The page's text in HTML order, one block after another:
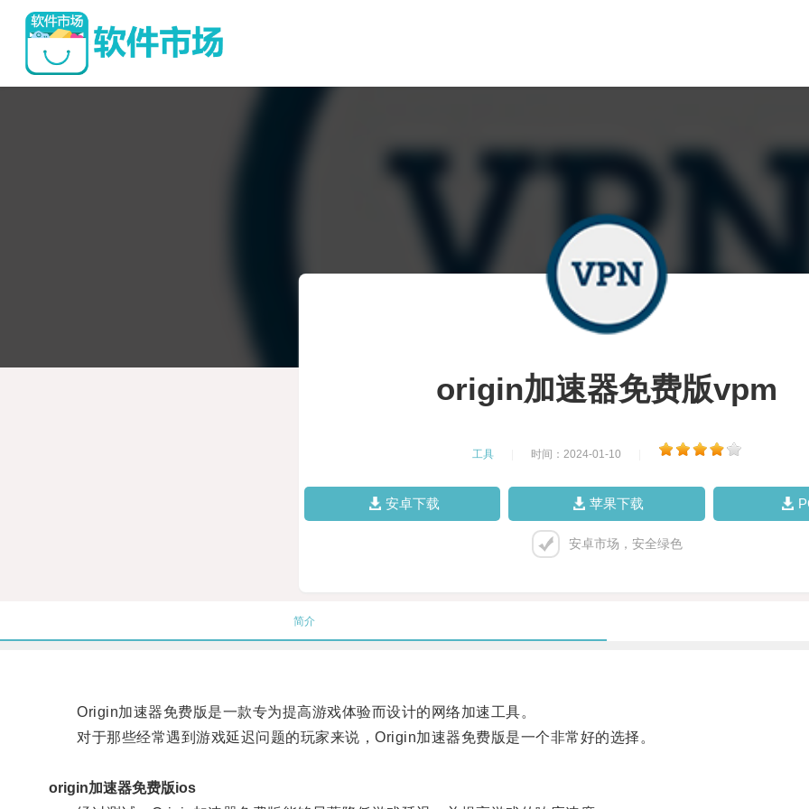
origin加速器免费版vpm
工具 时间：2024-01-10
安卓下载 苹果下载
安卓市场，安全绿色
简介
Origin加速器免费版是一款专为提高游戏体验而设计的网络加速工具。
对于那些经常遇到游戏延迟问题的玩家来说，Origin加速器免费版是一个非常好的选择。
origin加速器免费版ios